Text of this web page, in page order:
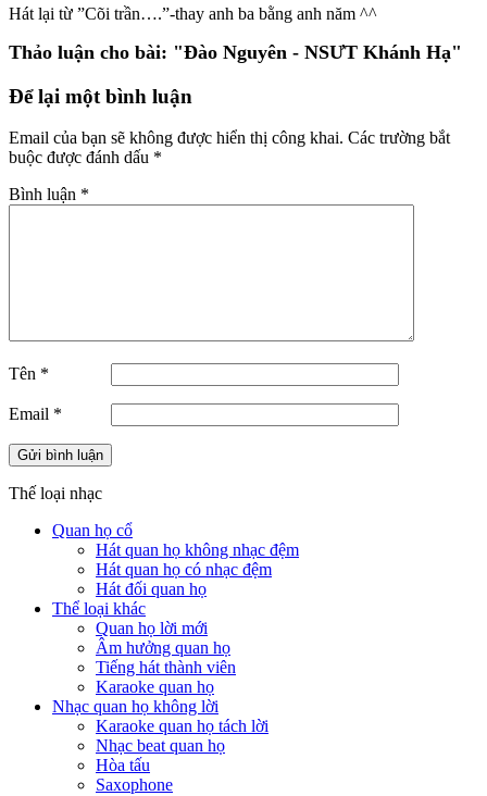
Hát lại từ ”Cõi trần….”-thay anh ba bằng anh năm ^^
Thảo luận cho bài: "Đào Nguyên - NSƯT Khánh Hạ"
Để lại một bình luận
Email của bạn sẽ không được hiển thị công khai. Các trường bắt
buộc được đánh dấu *
Bình luận *
Tên *
Email *
Thế loại nhạc
Quan họ cổ
Hát quan họ không nhạc đệm
Hát quan họ có nhạc đệm
Hát đối quan họ
Thể loại khác
Quan họ lời mới
Âm hưởng quan họ
Tiếng hát thành viên
Karaoke quan họ
Nhạc quan họ không lời
Karaoke quan họ tách lời
Nhạc beat quan họ
Hòa tấu
Saxophone